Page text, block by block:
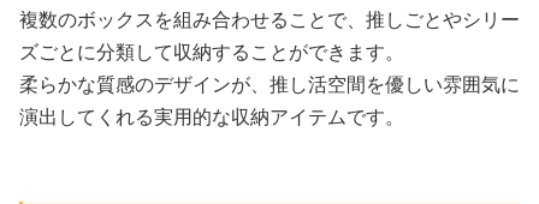
複数のボックスを組み合わせることで、推しごとやシリー
ズごとに分類して収納することができます。
柔らかな質感のデザインが、推し活空間を優しい雰囲気に
演出してくれる実用的な収納アイテムです。